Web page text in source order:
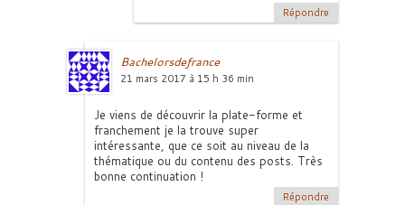
Répondre
Bachelorsdefrance
21 mars 2017 à 15 h 36 min
Je viens de découvrir la plate-forme et
franchement je la trouve super
intéressante, que ce soit au niveau de la
thématique ou du contenu des posts. Très
bonne continuation !
Répondre